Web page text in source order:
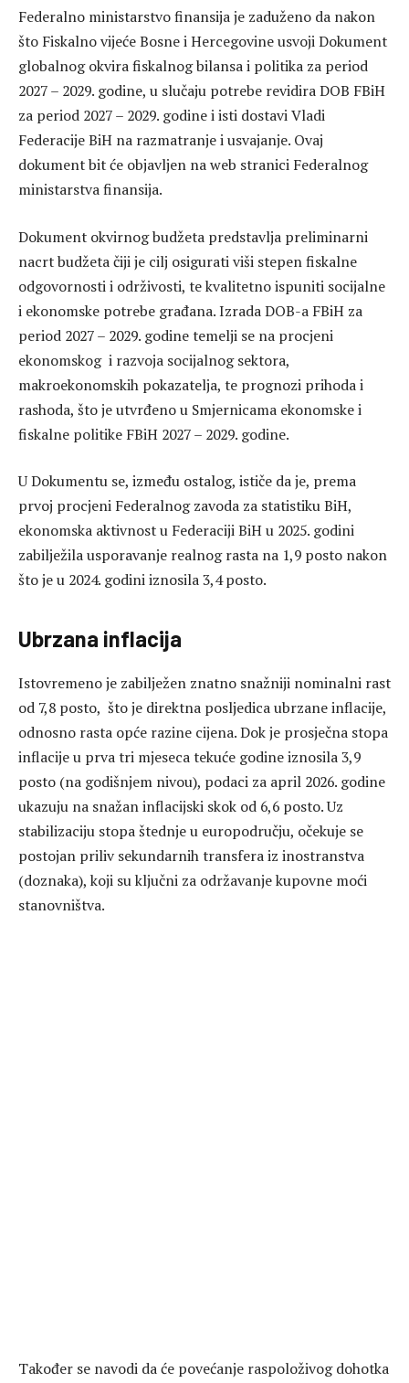
Federalno ministarstvo finansija je zaduženo da nakon
što Fiskalno vijeće Bosne i Hercegovine usvoji Dokument
globalnog okvira fiskalnog bilansa i politika za period
2027 – 2029. godine, u slučaju potrebe revidira DOB FBiH
za period 2027 – 2029. godine i isti dostavi Vladi
Federacije BiH na razmatranje i usvajanje. Ovaj
dokument bit će objavljen na web stranici Federalnog
ministarstva finansija.
Dokument okvirnog budžeta predstavlja preliminarni
nacrt budžeta čiji je cilj osigurati viši stepen fiskalne
odgovornosti i održivosti, te kvalitetno ispuniti socijalne
i ekonomske potrebe građana. Izrada DOB-a FBiH za
period 2027 – 2029. godine temelji se na procjeni
ekonomskog i razvoja socijalnog sektora,
makroekonomskih pokazatelja, te prognozi prihoda i
rashoda, što je utvrđeno u Smjernicama ekonomske i
fiskalne politike FBiH 2027 – 2029. godine.
U Dokumentu se, između ostalog, ističe da je, prema
prvoj procjeni Federalnog zavoda za statistiku BiH,
ekonomska aktivnost u Federaciji BiH u 2025. godini
zabilježila usporavanje realnog rasta na 1,9 posto nakon
što je u 2024. godini iznosila 3,4 posto.
Ubrzana inflacija
Istovremeno je zabilježen znatno snažniji nominalni rast
od 7,8 posto, što je direktna posljedica ubrzane inflacije,
odnosno rasta opće razine cijena. Dok je prosječna stopa
inflacije u prva tri mjeseca tekuće godine iznosila 3,9
posto (na godišnjem nivou), podaci za april 2026. godine
ukazuju na snažan inflacijski skok od 6,6 posto. Uz
stabilizaciju stopa štednje u europodručju, očekuje se
postojan priliv sekundarnih transfera iz inostranstva
(doznaka), koji su ključni za održavanje kupovne moći
stanovništva.
Također se navodi da će povećanje raspoloživog dohotka